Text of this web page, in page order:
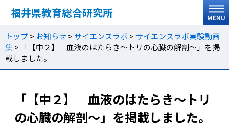
福井県教育総合研究所
トップ> お知らせ > サイエンスラボ > サイエンスラボ実験動画
集>
「【中２】 血液のはたらき～トリの心臓の解剖～」を掲
載しました。
「【中２】 血液のはたらき～トリ
の心臓の解剖～」を掲載しました。